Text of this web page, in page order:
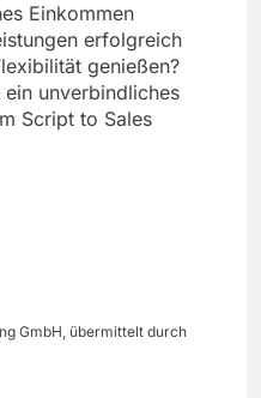
Einkommen
erfolgreich
genießen?
unverbindliches
Script to Sales
GmbH, übermittelt durch